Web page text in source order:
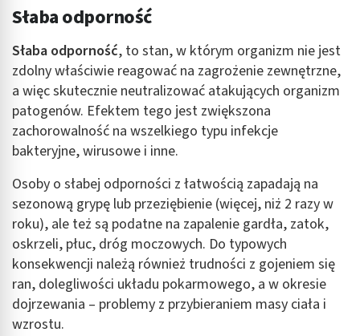
Słaba odporność
Słaba odporność, to stan, w którym organizm nie jest
zdolny właściwie reagować na zagrożenie zewnętrzne,
a więc skutecznie neutralizować atakujących organizm
patogenów. Efektem tego jest zwiększona
zachorowalność na wszelkiego typu infekcje
bakteryjne, wirusowe i inne.
Osoby o słabej odporności z łatwością zapadają na
sezonową grypę lub przeziębienie (więcej, niż 2 razy w
roku), ale też są podatne na zapalenie gardła, zatok,
oskrzeli, płuc, dróg moczowych. Do typowych
konsekwencji należą również trudności z gojeniem się
ran, dolegliwości układu pokarmowego, a w okresie
dojrzewania – problemy z przybieraniem masy ciała i
wzrostu.